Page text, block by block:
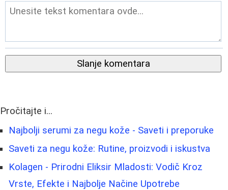
Slanje komentara
Pročitajte i...
Najbolji serumi za negu kože - Saveti i preporuke
Saveti za negu kože: Rutine, proizvodi i iskustva
Kolagen - Prirodni Eliksir Mladosti: Vodič Kroz
Vrste, Efekte i Najbolje Načine Upotrebe